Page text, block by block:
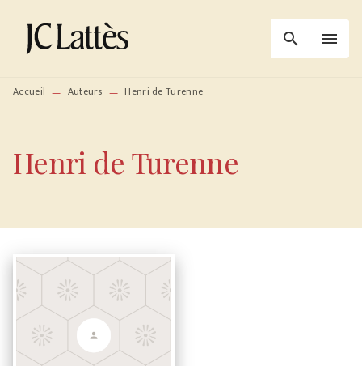
MENU RECHERCHE
PIED DE PAGE
search menu
Accueil — Auteurs — Henri de Turenne
Henri de Turenne